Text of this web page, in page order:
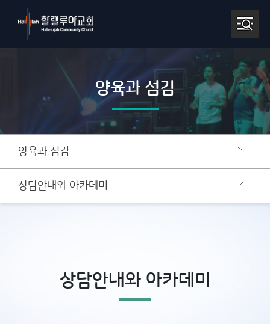
양육과 섬김
양육과 섬김
상담안내와 아카데미
상담안내와 아카데미